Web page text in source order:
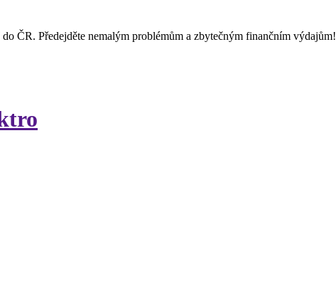
ČR. Předejděte nemalým problémům a zbytečným finančním výdajům!